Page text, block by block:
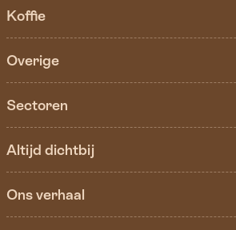
Koffie
Overige
Sectoren
Altijd dichtbij
Ons verhaal